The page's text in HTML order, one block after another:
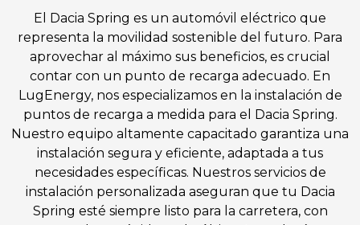
El Dacia Spring es un automóvil eléctrico que
representa la movilidad sostenible del futuro. Para
aprovechar al máximo sus beneficios, es crucial
contar con un punto de recarga adecuado. En
LugEnergy, nos especializamos en la instalación de
puntos de recarga a medida para el Dacia Spring.
Nuestro equipo altamente capacitado garantiza una
instalación segura y eficiente, adaptada a tus
necesidades específicas. Nuestros servicios de
instalación personalizada aseguran que tu Dacia
Spring esté siempre listo para la carretera, con